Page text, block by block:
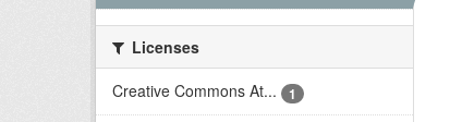
Licenses
Creative Commons At...
1